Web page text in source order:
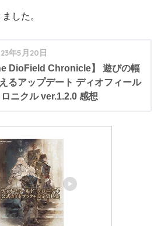
した。
年5月20日
DioField Chronicle】 遊びの幅
るアップデート ディオフィール
ロニクル ver.1.2.0 感想